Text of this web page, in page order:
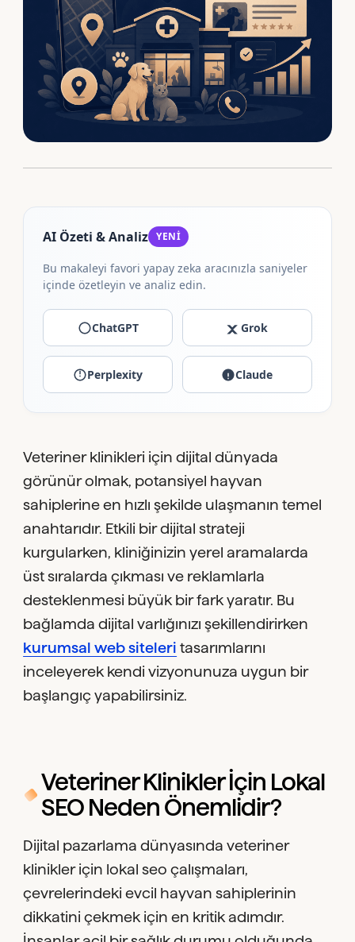
AI Özeti & Analiz YENİ
Bu makaleyi favori yapay zeka aracınızla saniyeler
içinde özetleyin ve analiz edin.
ChatGPT Grok
Perplexity Claude
Veteriner klinikleri için dijital dünyada
görünür olmak, potansiyel hayvan
sahiplerine en hızlı şekilde ulaşmanın temel
anahtarıdır. Etkili bir dijital strateji
kurgularken, kliniğinizin yerel aramalarda
üst sıralarda çıkması ve reklamlarla
desteklenmesi büyük bir fark yaratır. Bu
bağlamda dijital varlığınızı şekillendirirken
kurumsal web siteleri tasarımlarını
inceleyerek kendi vizyonunuza uygun bir
başlangıç yapabilirsiniz.
Veteriner Klinikler İçin Lokal
SEO Neden Önemlidir?
Dijital pazarlama dünyasında veteriner
klinikler için lokal seo çalışmaları,
çevrelerindeki evcil hayvan sahiplerinin
dikkatini çekmek için en kritik adımdır.